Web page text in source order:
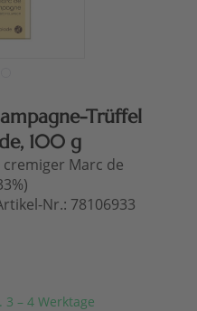
Trüffel
100 g
Marc de
Nr.: 78106933
– 4 Werktage